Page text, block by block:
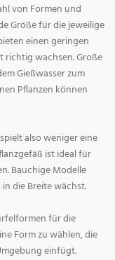
von Formen und
Größe für die jeweilige
einen geringen
richtig wachsen. Große
Gießwasser zum
Pflanzen können
also weniger eine
ist ideal für
Bauchige Modelle
die Breite wächst.
für die
Form zu wählen, die
einfügt.